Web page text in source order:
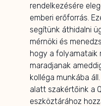
rendelkezésére
emberi erőforrás.
segítünk áthidalni
mérnöki és
hogy a folyamataik
maradjanak
kolléga munkába
alatt szakértőink a
eszköztárához